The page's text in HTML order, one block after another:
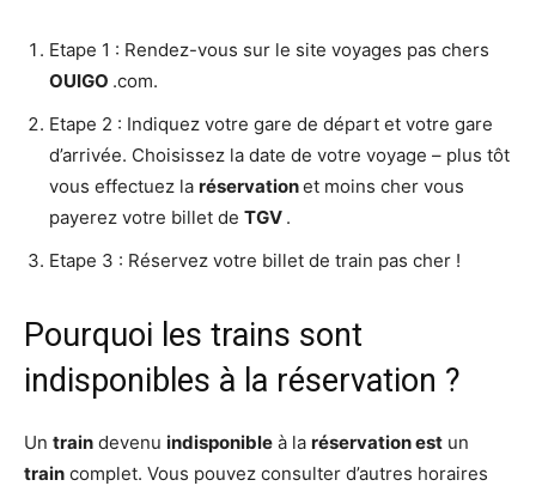
Etape 1 : Rendez-vous sur le site voyages pas chers
OUIGO .com.
Etape 2 : Indiquez votre gare de départ et votre gare
d’arrivée. Choisissez la date de votre voyage – plus tôt
vous effectuez la réservationet moins cher vous
payerez votre billet de TGV .
Etape 3 : Réservez votre billet de train pas cher !
Pourquoi les trains sont
indisponibles à la réservation ?
Un train devenu indisponible à la réservation est un
train complet. Vous pouvez consulter d’autres horaires